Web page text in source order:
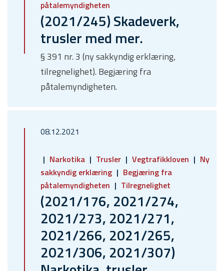
påtalemyndigheten
(2021/245) Skadeverk,
trusler med mer.
§ 391 nr. 3 (ny sakkyndig erklæring,
tilregnelighet). Begjæring fra
påtalemyndigheten.
08.12.2021
Narkotika Trusler Vegtrafikkloven
Ny
sakkyndig erklæring
Begjæring fra
påtalemyndigheten
Tilregnelighet
(2021/176, 2021/274,
2021/273, 2021/271,
2021/266, 2021/265,
2021/306, 2021/307)